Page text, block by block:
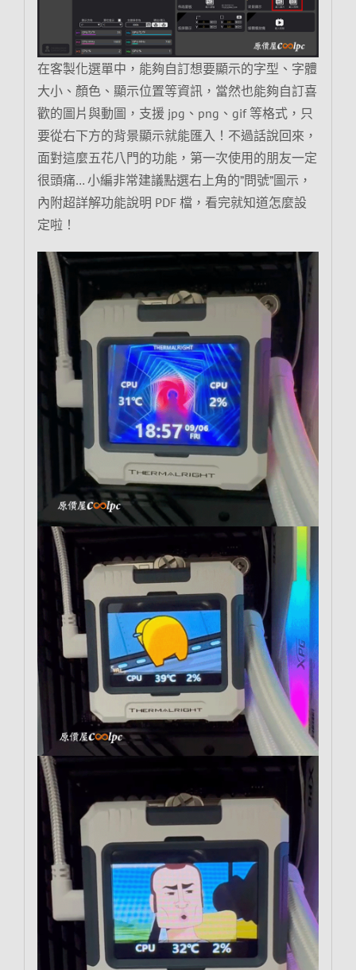
在客製化選單中，能夠自訂想要顯示的字型、字體
大小、顏色、顯示位置等資訊，當然也能夠自訂喜
歡的圖片與動圖，支援 jpg、png、gif 等格式，只
要從右下方的背景顯示就能匯入！不過話說回來，
面對這麼五花八門的功能，第一次使用的朋友一定
很頭痛… 小編非常建議點選右上角的”問號”圖示，
內附超詳解功能說明 PDF 檔，看完就知道怎麼設
定啦！